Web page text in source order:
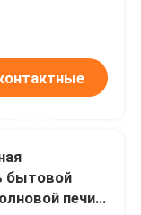
бытовой
печи